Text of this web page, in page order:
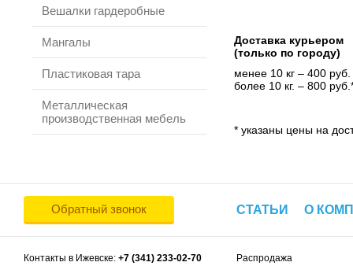
Вешалки гардеробные
Мангалы
Пластиковая тара
Металлическая
производственная мебель
Доставка курьером
(только по городу)
менее 10 кг – 400 руб.
более 10 кг. – 800
* указаны цены на
Обратный звонок СТАТЬИ О
Контакты в Ижевске: +7 (341) 233-02-70 Распродажа